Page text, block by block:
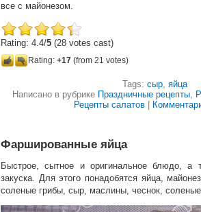
все с майонезом.
Rating: 4.4/5 (28 votes cast)
Rating: +17 (from 21 votes)
Tags: сыр, яйца
Написано в рубрике Праздничные рецепты,
Рецепты салатов
Фаршированные яйца
Быстрое, сытное и оригинальное блюдо, а
закуска. Для этого понадобятся яйца,
соленые грибы, сыр, маслины, чеснок,